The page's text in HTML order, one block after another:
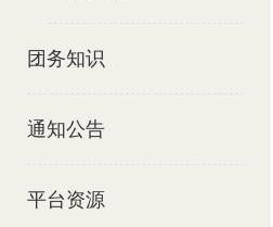
团务知识
通知公告
平台资源